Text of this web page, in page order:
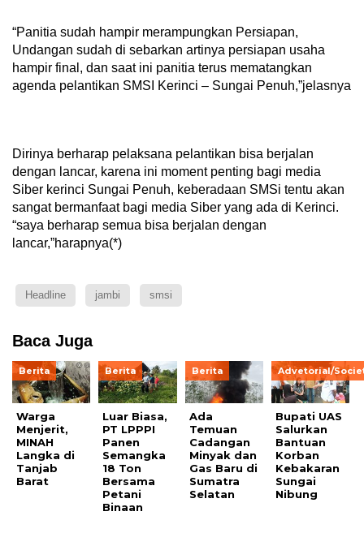
“Panitia sudah hampir merampungkan Persiapan,
Undangan sudah di sebarkan artinya persiapan usaha
hampir final, dan saat ini panitia terus mematangkan
agenda pelantikan SMSI Kerinci – Sungai Penuh,”jelasnya
Dirinya berharap pelaksana pelantikan bisa berjalan
dengan lancar, karena ini moment penting bagi media
Siber kerinci Sungai Penuh, keberadaan SMSi tentu akan
sangat bermanfaat bagi media Siber yang ada di Kerinci.
“saya berharap semua bisa berjalan dengan
lancar,”harapnya(*)
Headline jambi smsi
Baca Juga
Berita
Warga
Menjerit,
MINAH
Langka di
Tanjab
Barat
Berita
Luar Biasa,
PT LPPPI
Panen
Semangka
18 Ton
Bersama
Petani
Binaan
Berita
Ada
Temuan
Cadangan
Minyak dan
Gas Baru di
Sumatra
Selatan
Advetorial/
Bupati UAS
Salurkan
Bantuan
Korban
Kebakaran
Sungai
Nibung